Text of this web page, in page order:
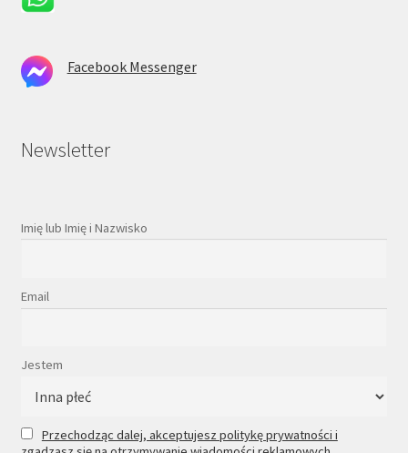
Facebook Messenger
Newsletter
Imię lub Imię i Nazwisko
Email
Jestem
Przechodząc dalej, akceptujesz politykę prywatności i